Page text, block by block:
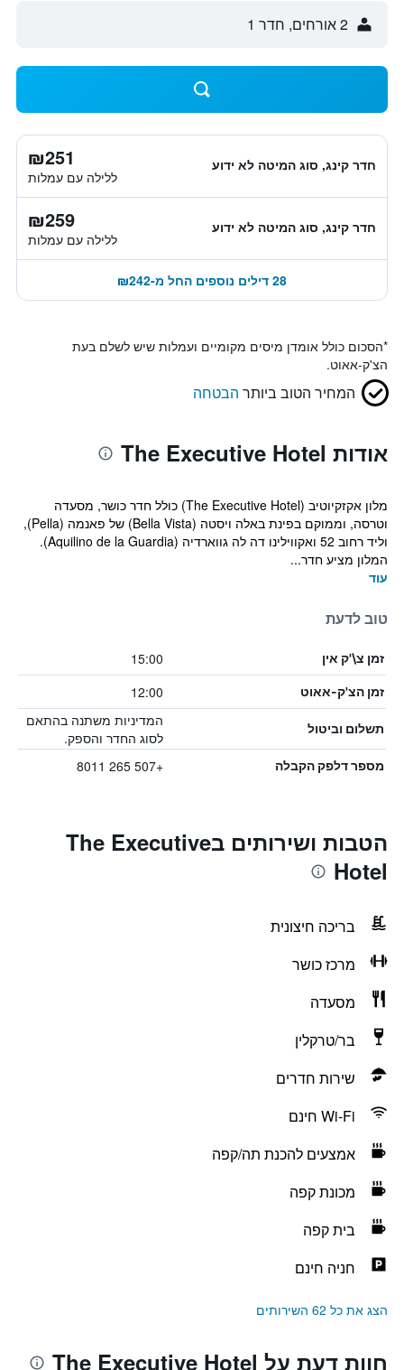
2 אורחים, חדר 1
חדר קינג, סוג המיטה לא ידוע ₪251
ללילה עם עמלות
חדר קינג, סוג המיטה לא ידוע ₪259
ללילה עם עמלות
28 דילים נוספים החל מ-₪242
*הסכום כולל אומדן מיסים מקומיים ועמלות שיש לשלם בעת
הצ'ק-אאוט.
המחיר הטוב ביותר הבטחה
אודות The Executive Hotel
מלון אקזקיוטיב (The Executive Hotel) כולל חדר כושר, מסעדה
וטרסה, וממוקם בפינת באלה ויסטה (Bella Vista) של פאנמה (Pella),
וליד רחוב 52 ואקווילינו דה לה גווארדיה (Aquilino de la Guardia).
המלון מציע חדר...
עוד
טוב לדעת
זמן צ\'ק אין 15:00
זמן הצ'ק-אאוט 12:00
תשלום וביטול
המדיניות משתנה בהתאם
לסוג החדר והספק.
מספר דלפק הקבלה +507 265 8011
הטבות ושירותים בThe Executive
Hotel
בריכה חיצונית
מרכז כושר
מסעדה
בר/טרקלין
שירות חדרים
Wi-Fi חינם
אמצעים להכנת תה/קפה
מכונת קפה
בית קפה
חניה חינם
הצג את כל 62 השירותים
חוות דעת על The Executive Hotel